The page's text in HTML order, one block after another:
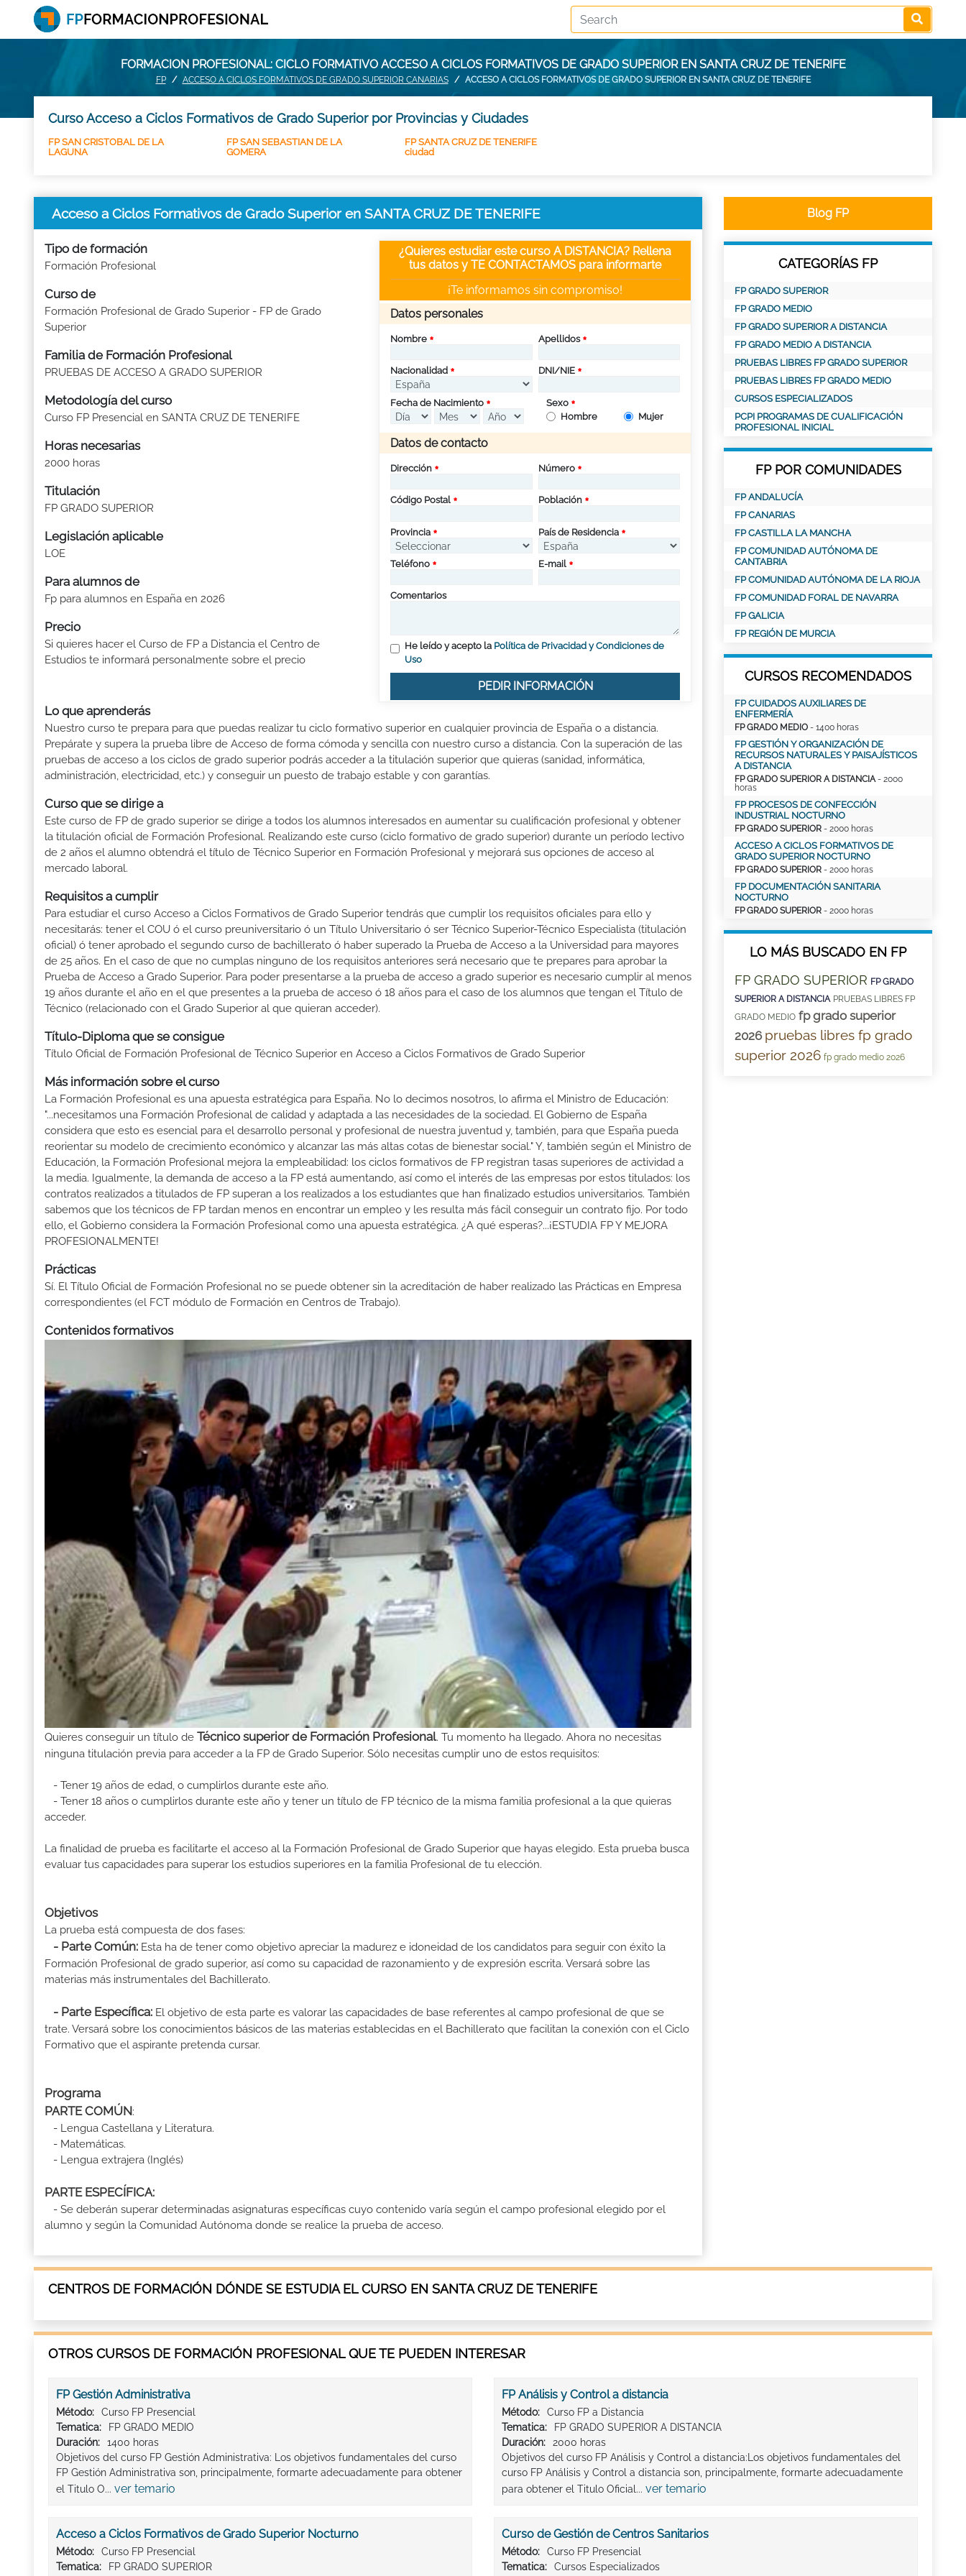
FORMACION PROFESIONAL: CICLO FORMATIVO ACCESO A CICLOS FORMATIVOS DE GRADO SUPERIOR EN SANTA CRUZ DE TENERIFE
FP ACCESO A CICLOS FORMATIVOS DE GRADO SUPERIOR CANARIAS ACCESO A CICLOS FORMATIVOS DE GRADO SUPERIOR EN SANTA CRUZ DE TENERIFE
Curso Acceso a Ciclos Formativos de Grado Superior por Provincias y Ciudades
FP SAN CRISTOBAL DE LA
LAGUNA
FP SAN SEBASTIAN DE LA
GOMERA
FP SANTA CRUZ DE TENERIFE
ciudad
Acceso a Ciclos Formativos de Grado Superior en SANTA CRUZ DE TENERIFE
Tipo de formación
Formación Profesional
Curso de
Formación Profesional de Grado Superior - FP de Grado
Superior
Familia de Formación Profesional
PRUEBAS DE ACCESO A GRADO SUPERIOR
Metodología del curso
Curso FP Presencial en SANTA CRUZ DE TENERIFE
Horas necesarias
2000 horas
Titulación
FP GRADO SUPERIOR
Legislación aplicable
LOE
Para alumnos de
Fp para alumnos en España en 2026
Precio
Si quieres hacer el Curso de FP a Distancia el Centro de
Estudios te informará personalmente sobre el precio
¿Quieres estudiar este curso A DISTANCIA? Rellena
tus datos y TE CONTACTAMOS para informarte
¡Te informamos sin compromiso!
Datos personales
Nombre Apellidos
Nacionalidad DNI/NIE
Fecha de Nacimiento
Sexo
Hombre
Mujer
Datos de contacto
Dirección Número
Código Postal Población
Provincia País de Residencia
Teléfono E-mail
Comentarios
He leído y acepto la Política de Privacidad y Condiciones de
Uso
PEDIR INFORMACIÓN
Lo que aprenderás
Nuestro curso te prepara para que puedas realizar tu ciclo formativo superior en cualquier provincia de España o a distancia.
Prepárate y supera la prueba libre de Acceso de forma cómoda y sencilla con nuestro curso a distancia. Con la superación de las
pruebas de acceso a los ciclos de grado superior podrás acceder a la titulación superior que quieras (sanidad, informática,
administración, electricidad, etc.) y conseguir un puesto de trabajo estable y con garantías.
Curso que se dirige a
Este curso de FP de grado superior se dirige a todos los alumnos interesados en aumentar su cualificación profesional y obtener
la titulación oficial de Formación Profesional. Realizando este curso (ciclo formativo de grado superior) durante un período lectivo
de 2 años el alumno obtendrá el título de Técnico Superior en Formación Profesional y mejorará sus opciones de acceso al
mercado laboral.
Requisitos a cumplir
Para estudiar el curso Acceso a Ciclos Formativos de Grado Superior tendrás que cumplir los requisitos oficiales para ello y
necesitarás: tener el COU ó el curso preuniversitario ó un Título Universitario ó ser Técnico Superior-Técnico Especialista (titulación
oficial) ó tener aprobado el segundo curso de bachillerato ó haber superado la Prueba de Acceso a la Universidad para mayores
de 25 años. En el caso de que no cumplas ninguno de los requisitos anteriores será necesario que te prepares para aprobar la
Prueba de Acceso a Grado Superior. Para poder presentarse a la prueba de acceso a grado superior es necesario cumplir al menos
19 años durante el año en el que presentes a la prueba de acceso ó 18 años para el caso de los alumnos que tengan el Título de
Técnico (relacionado con el Grado Superior al que quieran acceder).
Título-Diploma que se consigue
Título Oficial de Formación Profesional de Técnico Superior en Acceso a Ciclos Formativos de Grado Superior
Más información sobre el curso
La Formación Profesional es una apuesta estratégica para España. No lo decimos nosotros, lo afirma el Ministro de Educación:
"...necesitamos una Formación Profesional de calidad y adaptada a las necesidades de la sociedad. El Gobierno de España
considera que esto es esencial para el desarrollo personal y profesional de nuestra juventud y, también, para que España pueda
reorientar su modelo de crecimiento económico y alcanzar las más altas cotas de bienestar social." Y, también según el Ministro de
Educación, la Formación Profesional mejora la empleabilidad: los ciclos formativos de FP registran tasas superiores de actividad a
la media. Igualmente, la demanda de acceso a la FP está aumentando, así como el interés de las empresas por estos titulados: los
contratos realizados a titulados de FP superan a los realizados a los estudiantes que han finalizado estudios universitarios. También
sabemos que los técnicos de FP tardan menos en encontrar un empleo y les resulta más fácil conseguir un contrato fijo. Por todo
ello, el Gobierno considera la Formación Profesional como una apuesta estratégica. ¿A qué esperas?...¡ESTUDIA FP Y MEJORA
PROFESIONALMENTE!
Prácticas
Sí. El Título Oficial de Formación Profesional no se puede obtener sin la acreditación de haber realizado las Prácticas en Empresa
correspondientes (el FCT módulo de Formación en Centros de Trabajo).
Contenidos formativos
Quieres conseguir un título de Técnico superior de Formación Profesional. Tu momento ha llegado. Ahora no necesitas
ninguna titulación previa para acceder a la FP de Grado Superior. Sólo necesitas cumplir uno de estos requisitos:
- Tener 19 años de edad, o cumplirlos durante este año.
- Tener 18 años o cumplirlos durante este año y tener un título de FP técnico de la misma familia profesional a la que quieras
acceder.
La finalidad de prueba es facilitarte el acceso al la Formación Profesional de Grado Superior que hayas elegido. Esta prueba busca
evaluar tus capacidades para superar los estudios superiores en la familia Profesional de tu elección.
Objetivos
La prueba está compuesta de dos fases:
- Parte Común: Esta ha de tener como objetivo apreciar la madurez e idoneidad de los candidatos para seguir con éxito la
Formación Profesional de grado superior, así como su capacidad de razonamiento y de expresión escrita. Versará sobre las
materias más instrumentales del Bachillerato.
- Parte Específica: El objetivo de esta parte es valorar las capacidades de base referentes al campo profesional de que se
trate. Versará sobre los conocimientos básicos de las materias establecidas en el Bachillerato que facilitan la conexión con el Ciclo
Formativo que el aspirante pretenda cursar.
Programa
PARTE COMÚN:
- Lengua Castellana y Literatura.
- Matemáticas.
- Lengua extrajera (Inglés)
PARTE ESPECÍFICA:
- Se deberán superar determinadas asignaturas específicas cuyo contenido varía según el campo profesional elegido por el
alumno y según la Comunidad Autónoma donde se realice la prueba de acceso.
Blog FP
CATEGORÍAS FP
FP GRADO SUPERIOR
FP GRADO MEDIO
FP GRADO SUPERIOR A DISTANCIA
FP GRADO MEDIO A DISTANCIA
PRUEBAS LIBRES FP GRADO SUPERIOR
PRUEBAS LIBRES FP GRADO MEDIO
CURSOS ESPECIALIZADOS
PCPI PROGRAMAS DE CUALIFICACIÓN
PROFESIONAL INICIAL
FP POR COMUNIDADES
FP ANDALUCÍA
FP CANARIAS
FP CASTILLA LA MANCHA
FP COMUNIDAD AUTÓNOMA DE
CANTABRIA
FP COMUNIDAD AUTÓNOMA DE LA RIOJA
FP COMUNIDAD FORAL DE NAVARRA
FP GALICIA
FP REGIÓN DE MURCIA
CURSOS RECOMENDADOS
FP CUIDADOS AUXILIARES DE
ENFERMERÍA
FP GRADO MEDIO - 1400 horas
FP GESTIÓN Y ORGANIZACIÓN DE
RECURSOS NATURALES Y PAISAJÍSTICOS
A DISTANCIA
FP GRADO SUPERIOR A DISTANCIA- 2000
horas
FP PROCESOS DE CONFECCIÓN
INDUSTRIAL NOCTURNO
FP GRADO SUPERIOR - 2000 horas
ACCESO A CICLOS FORMATIVOS DE
GRADO SUPERIOR NOCTURNO
FP GRADO SUPERIOR - 2000 horas
FP DOCUMENTACIÓN SANITARIA
NOCTURNO
FP GRADO SUPERIOR - 2000 horas
LO MÁS BUSCADO EN FP
FP GRADO SUPERIOR FP GRADO
SUPERIOR A DISTANCIA PRUEBAS LIBRES FP
GRADO MEDIO fp grado superior
2026 pruebas libres fp grado
superior 2026 fp grado medio 2026
CENTROS DE FORMACIÓN DÓNDE SE ESTUDIA EL CURSO EN SANTA CRUZ DE TENERIFE
OTROS CURSOS DE FORMACIÓN PROFESIONAL QUE TE PUEDEN INTERESAR
FP Gestión Administrativa
Método:
Curso FP Presencial
Tematica:
FP GRADO MEDIO
Duración:
1400 horas
Objetivos del curso FP Gestión Administrativa: Los objetivos fundamentales del curso
FP Gestión Administrativa son, principalmente, formarte adecuadamente para obtener
el Titulo O... ver temario
FP Análisis y Control a distancia
Método:
Curso FP a Distancia
Tematica:
FP GRADO SUPERIOR A DISTANCIA
Duración:
2000 horas
Objetivos del curso FP Análisis y Control a distancia:Los objetivos fundamentales del
curso FP Análisis y Control a distancia son, principalmente, formarte adecuadamente
para obtener el Titulo Oficial... ver temario
Acceso a Ciclos Formativos de Grado Superior Nocturno
Método:
Curso FP Presencial
Tematica:
FP GRADO SUPERIOR
Curso de Gestión de Centros Sanitarios
Método:
Curso FP Presencial
Tematica:
Cursos Especializados